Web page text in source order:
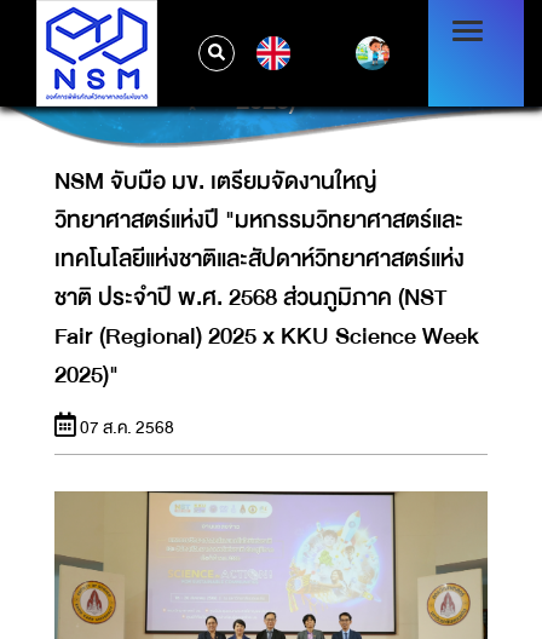
ชาติและสัปดาห์วิทยาศาสตร์แห่งชาติ ประจำปี
พ.ศ. 2568 ส่วนภูมิภาค (NST FAIR
(REGIONAL) 2025 X KKU SCIENCE WEEK
2025)"
NSM จับมือ มข. เตรียมจัดงานใหญ่
วิทยาศาสตร์แห่งปี "มหกรรมวิทยาศาสตร์และ
เทคโนโลยีแห่งชาติและสัปดาห์วิทยาศาสตร์แห่ง
ชาติ ประจำปี พ.ศ. 2568 ส่วนภูมิภาค (NST
Fair (Regional) 2025 x KKU Science Week
2025)"
07 ส.ค. 2568